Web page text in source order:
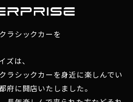
ラシックカーを
ズは、
ラシックカーを身近に楽しんでい
府に開店いたしました。